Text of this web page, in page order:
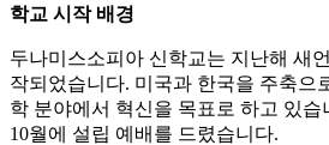
학교 시작 배경
두나미스소피아 신학교는 지난해 새
작되었습니다. 미국과 한국을 주축으
학 분야에서 혁신을 목표로 하고 있습
10월에 설립 예배를 드렸습니다.